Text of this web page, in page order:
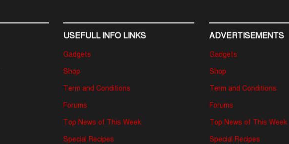
USEFULL INFO LINKS
Gadgets
Shop
Term and Conditions
Forums
Top News of This Week
Special Recipes
ADVERTISEMENTS
Gadgets
Shop
Term and Conditions
Forums
Top News of This Week
Special Recipes